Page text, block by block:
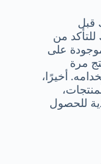
قبل
من
على
مرة
أخيرًا،
للحصول